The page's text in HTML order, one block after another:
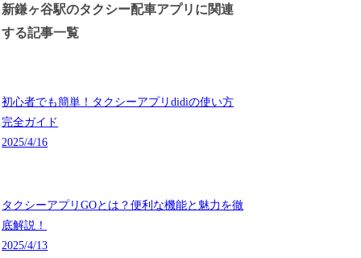
新鎌ヶ谷駅のタクシー配車アプリに関連
する記事一覧
初心者でも簡単！タクシーアプリdidiの使い方
完全ガイド
2025/4/16
タクシーアプリGOとは？便利な機能と魅力を徹
底解説！
2025/4/13